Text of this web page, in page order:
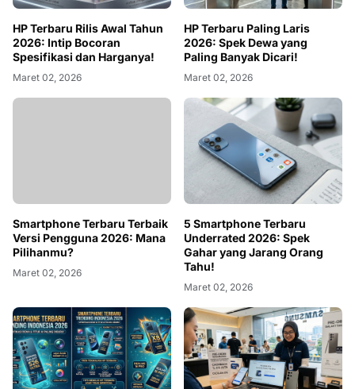
HP Terbaru Rilis Awal Tahun
2026: Intip Bocoran
Spesifikasi dan Harganya!
Maret 02, 2026
HP Terbaru Paling Laris
2026: Spek Dewa yang
Paling Banyak Dicari!
Maret 02, 2026
Smartphone Terbaru Terbaik
Versi Pengguna 2026: Mana
Pilihanmu?
Maret 02, 2026
5 Smartphone Terbaru
Underrated 2026: Spek
Gahar yang Jarang Orang
Tahu!
Maret 02, 2026